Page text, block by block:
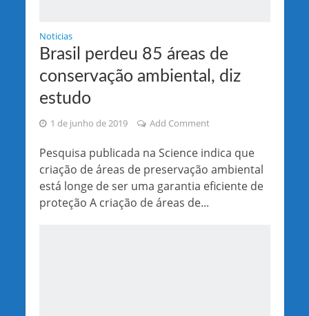
Noticias
Brasil perdeu 85 áreas de
conservação ambiental, diz
estudo
1 de junho de 2019 Add Comment
Pesquisa publicada na Science indica que
criação de áreas de preservação ambiental
está longe de ser uma garantia eficiente de
proteção A criação de áreas de...